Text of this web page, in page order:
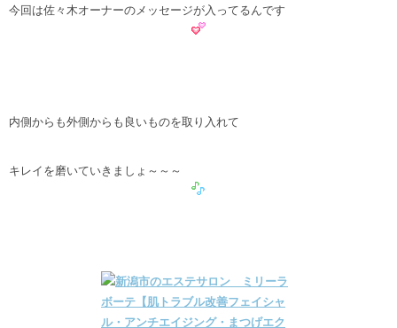
今回は佐々木オーナーのメッセージが入ってるんです
内側からも外側からも良いものを取り入れて
キレイを磨いていきましょ～～～